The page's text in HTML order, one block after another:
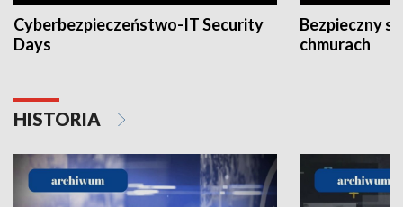
Cyberbezpieczeństwo-IT Security
Days
Bezpieczny
chmurach
HISTORIA